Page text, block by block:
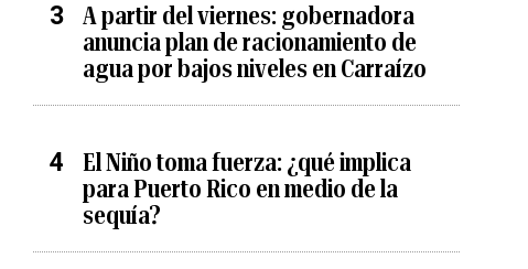
A partir del viernes: gobernadora
anuncia plan de racionamiento de
agua por bajos niveles en Carraízo
El Niño toma fuerza: ¿qué implica
para Puerto Rico en medio de la
sequía?